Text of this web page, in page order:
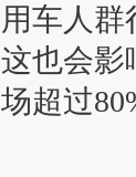
车人
这也会
超过